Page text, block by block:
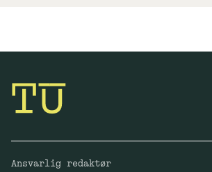
Ansvarlig redaktør